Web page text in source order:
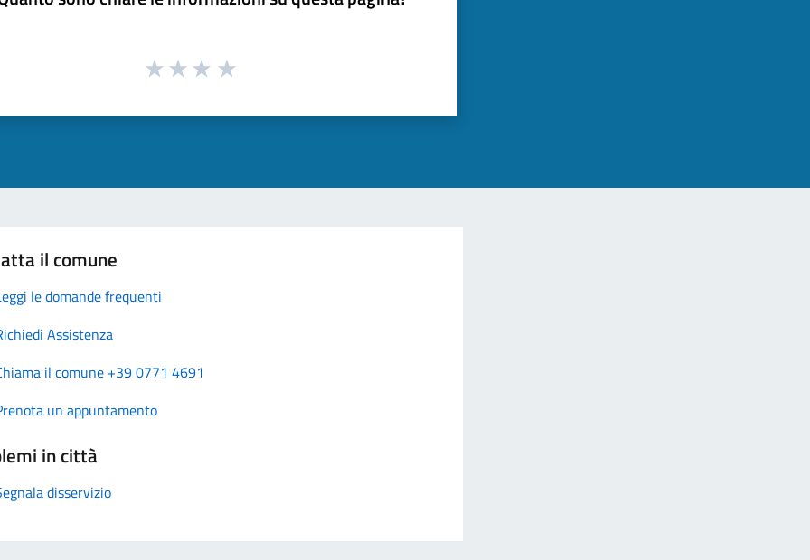
il comune
le domande frequenti
Assistenza
il comune +39 0771 4691
un appuntamento
in città
disservizio